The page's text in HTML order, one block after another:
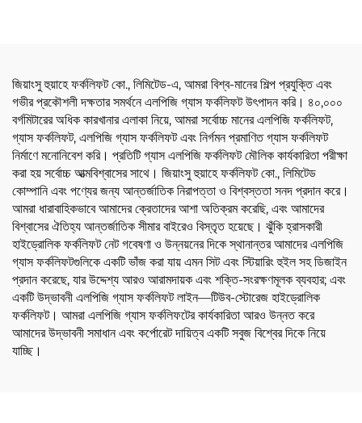
জিয়াংসু হুয়াহে ফর্কলিফট কো., লিমিটেড-এ, আমরা বিশ্ব-মানের শিল্প প্রযুক্তি এবং
গভীর প্রকৌশলী দক্ষতার সমর্থনে এলপিজি গ্যাস ফর্কলিফট উৎপাদন করি। ৪০,০০০
বর্গমিটারের অধিক কারখানার এলাকা নিয়ে, আমরা সর্বোচ্চ মানের এলপিজি ফর্কলিফট,
গ্যাস ফর্কলিফট, এলপিজি গ্যাস ফর্কলিফট এবং নির্গমন প্রমাণিত গ্যাস ফর্কলিফট
নির্মাণে মনোনিবেশ করি। প্রতিটি গ্যাস এলপিজি ফর্কলিফট মৌলিক কার্যকারিতা পরীক্ষা
করা হয় সর্বোচ্চ আত্মবিশ্বাসের সাথে। জিয়াংসু হুয়াহে ফর্কলিফট কো., লিমিটেড
কোম্পানি এবং পণ্যের জন্য আন্তর্জাতিক নিরাপত্তা ও বিশ্বস্ততা সনদ প্রদান করে।
আমরা ধারাবাহিকভাবে আমাদের ক্রেতাদের আশা অতিক্রম করেছি, এবং আমাদের
বিশ্বাসের ঐতিহ্য আন্তর্জাতিক সীমার বাইরেও বিস্তৃত হয়েছে। ঝুঁকি হ্রাসকারী
হাইড্রোলিক ফর্কলিফট নেট গবেষণা ও উন্নয়নের দিকে স্থানান্তর আমাদের এলপিজি
গ্যাস ফর্কলিফটগুলিকে একটি ভাঁজ করা যায় এমন সিট এবং স্টিয়ারিং হুইল সহ ডিজাইন
প্রদান করেছে, যার উদ্দেশ্য আরও আরামদায়ক এবং শক্তি-সংরক্ষণমূলক ব্যবহার; এবং
একটি উদ্ভাবনী এলপিজি গ্যাস ফর্কলিফট লাইন—টিউব-স্টোরেজ হাইড্রোলিক
ফর্কলিফট। আমরা এলপিজি গ্যাস ফর্কলিফটের কার্যকারিতা আরও উন্নত করে
আমাদের উদ্ভাবনী সমাধান এবং কর্পোরেট দায়িত্ব একটি সবুজ বিশ্বের দিকে নিয়ে
যাচ্ছি।